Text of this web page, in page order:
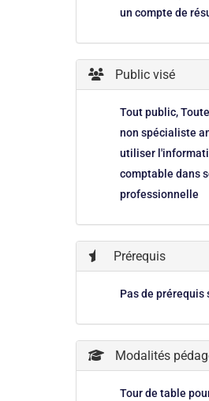
un compte de
Public visé
Tout public,
non spécialiste
utiliser
comptable dans
professionnelle
Prérequis
Pas de prérequis
Modalités
Tour de table